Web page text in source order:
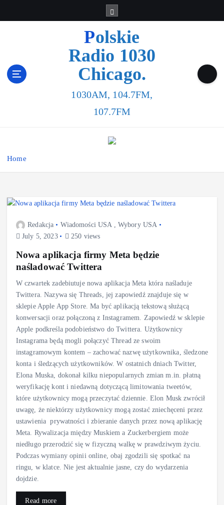
Polskie
Radio 1030
Chicago.
1030AM, 104.7FM,
107.7FM
Home
Redakcja Wiadomości USA
Wybory USA
July 5, 2023
250 views
Nowa aplikacja firmy Meta będzie
naśladować Twittera
W czwartek zadebiutuje nowa aplikacja Meta która naśladuje
Twittera. Nazywa się Threads, jej zapowiedź znajduje się w
sklepie Apple App Store. Ma być aplikacją tekstową służącą
konwersacji oraz połączoną z Instagramem. Zapowiedź w sklepie
Apple podkreśla podobieństwo do Twittera. Użytkownicy
Instagrama będą mogli połączyć Thread ze swoim
instagramowym kontem – zachować nazwę użytkownika, śledzone
konta i śledzących użytkowników. W ostatnich dniach Twitter,
Elona Muska, dokonał kilku niepopularnych zmian m.in. płatną
weryfikację kont i niedawną dotyczącą limitowania tweetów,
które użytkownicy mogą przeczytać dziennie. Elon Musk zwrócił
uwagę, że niektórzy użytkownicy mogą zostać zniechęceni przez
ustawienia prywatności i zbieranie danych przez nową aplikację
Meta. Rywalizacja między Muskiem a Zuckerbergiem może
niedługo przerodzić się w fizyczną walkę w prawdziwym życiu.
Podczas wymiany opinii online, obaj zgodzili się spotkać na
ringu, w klatce. Nie jest aktualnie jasne, czy do wydarzenia
dojdzie.
Read more